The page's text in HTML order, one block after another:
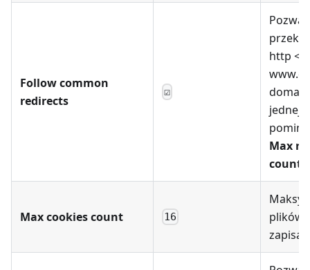
Follow common
redirects
☑
http <-
jednej
Max
count
Max cookies count 16
plików